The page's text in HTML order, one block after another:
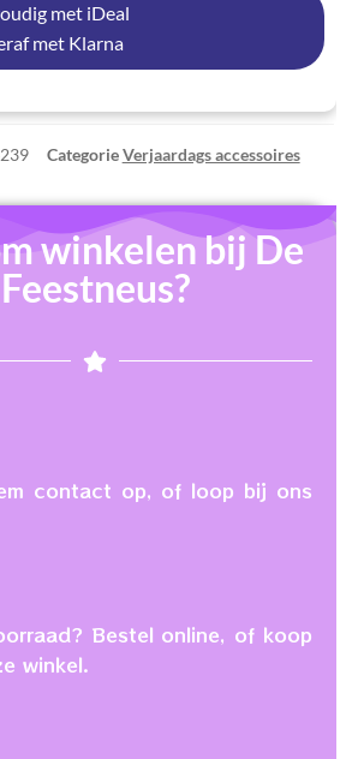
met iDeal
met Klarna
CategorieVerjaardags accessoires
winkelen bij De
Feestneus?
contact op, of loop bij ons
Bestel online, of koop
winkel.